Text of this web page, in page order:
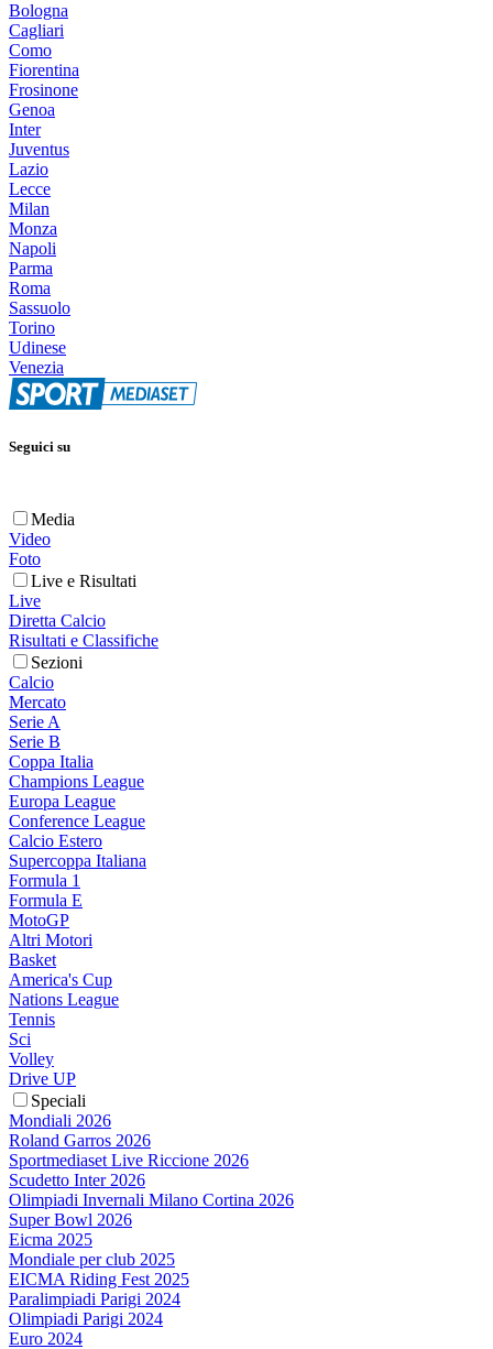
Bologna
Cagliari
Como
Fiorentina
Frosinone
Genoa
Inter
Juventus
Lazio
Lecce
Milan
Monza
Napoli
Parma
Roma
Sassuolo
Torino
Udinese
Venezia
Seguici su
Media
Video
Foto
Live e Risultati
Live
Diretta Calcio
Risultati e Classifiche
Sezioni
Calcio
Mercato
Serie A
Serie B
Coppa Italia
Champions League
Europa League
Conference League
Calcio Estero
Supercoppa Italiana
Formula 1
Formula E
MotoGP
Altri Motori
Basket
America's Cup
Nations League
Tennis
Sci
Volley
Drive UP
Speciali
Mondiali 2026
Roland Garros 2026
Sportmediaset Live Riccione 2026
Scudetto Inter 2026
Olimpiadi Invernali Milano Cortina 2026
Super Bowl 2026
Eicma 2025
Mondiale per club 2025
EICMA Riding Fest 2025
Paralimpiadi Parigi 2024
Olimpiadi Parigi 2024
Euro 2024